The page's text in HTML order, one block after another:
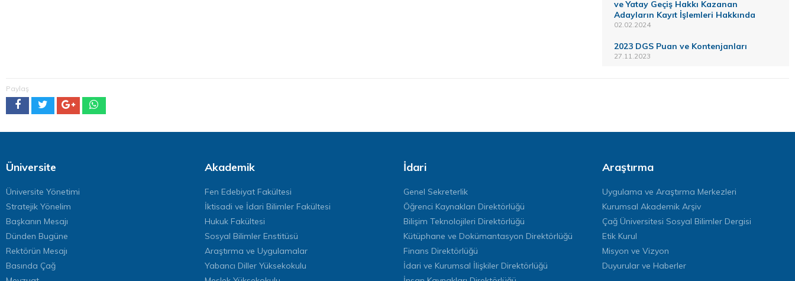
ve Yatay Geçiş Hakkı Kazanan
Adayların Kayıt İşlemleri Hakkında
02.02.2024
2023 DGS Puan ve Kontenjanları
27.11.2023
Paylaş
Üniversite
Üniversite Yönetimi
Stratejik Yönelim
Başkanın Mesajı
Dünden Bugüne
Rektörün Mesajı
Basında Çağ
Akademik
Fen Edebiyat Fakültesi
İktisadi ve İdari Bilimler Fakültesi
Hukuk Fakültesi
Sosyal Bilimler Enstitüsü
Araştırma ve Uygulamalar
Yabancı Diller Yüksekokulu
İdari
Genel Sekreterlik
Öğrenci Kaynakları Direktörlüğü
Bilişim Teknolojileri Direktörlüğü
Kütüphane ve Dokümantasyon Direktörlüğü
Finans Direktörlüğü
İdari ve Kurumsal İlişkiler Direktörlüğü
Araştırma
Uygulama ve Araştırma Merkezleri
Kurumsal Akademik Arşiv
Çağ Üniversitesi Sosyal Bilimler Dergisi
Etik Kurul
Misyon ve Vizyon
Duyurular ve Haberler